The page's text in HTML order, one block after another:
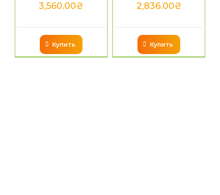
3,560.00₴
Купить
2,836.00₴
Купить